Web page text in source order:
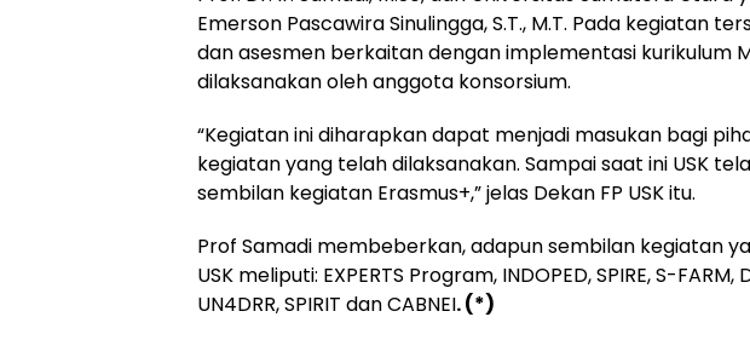
Emerson Pascawira Sinulingga, S.T., M.T. Pada kegiatan
dan asesmen berkaitan dengan implementasi kurikulum
dilaksanakan oleh anggota konsorsium.
“Kegiatan ini diharapkan dapat menjadi masukan bagi
kegiatan yang telah dilaksanakan. Sampai saat ini USK
sembilan kegiatan Erasmus+,” jelas Dekan FP USK itu.
Prof Samadi membeberkan, adapun sembilan kegiatan
USK meliputi: EXPERTS Program, INDOPED, SPIRE, S-FARM,
UN4DRR, SPIRIT dan CABNEI. (*)